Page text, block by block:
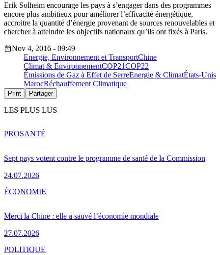
Erik Solheim encourage les pays à s’engager dans des programmes
encore plus ambitieux pour améliorer l’efficacité énergétique,
accroitre la quantité d’énergie provenant de sources renouvelables et
chercher à atteindre les objectifs nationaux qu’ils ont fixés à Paris.
Nov 4, 2016 - 09:49
Energie, Environnement et TransportChine
Climat & EnvironnementCOP21COP22
Émissions de Gaz à Effet de SerreEnergie & ClimatÉtats-Unis
MarocRéchauffement Climatique
Print Partager
LES PLUS LUS
Sept pays votent contre le programme de santé de la Commission
24.07.2026
PROSANTÉ
Merci la Chine : elle a sauvé l’économie mondiale
27.07.2026
ÉCONOMIE
POLITIQUE